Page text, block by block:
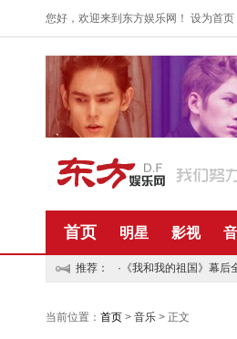
您好，欢迎来到东方娱乐网！ 设为首页
首页 明星 影视
推荐： · 《我和我的祖国》幕后
当前位置： 首页 > 音乐 > 正文